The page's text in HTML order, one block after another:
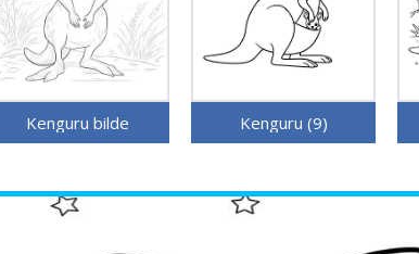
Kenguru bilde Kenguru (9)